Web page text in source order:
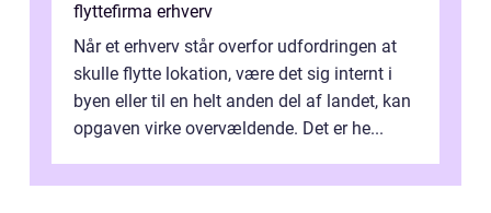
flyttefirma erhverv
Når et erhverv står overfor udfordringen at
skulle flytte lokation, være det sig internt i
byen eller til en helt anden del af landet, kan
opgaven virke overvældende. Det er he...